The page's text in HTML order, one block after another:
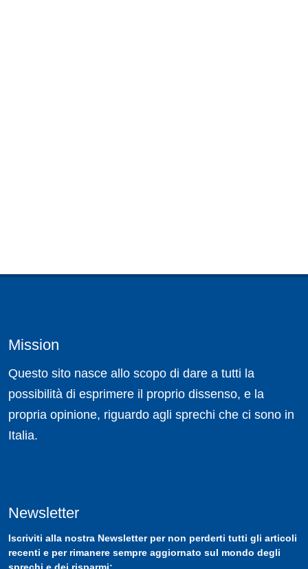
Mission
Questo sito nasce allo scopo di dare a tutti la
possibilità di esprimere il proprio dissenso, e la
propria opinione, riguardo agli sprechi che ci sono in
Italia.
Newsletter
Iscriviti alla nostra Newsletterper non perderti tutti gli articoli
recenti e per rimanere sempre aggiornato sul mondo degli